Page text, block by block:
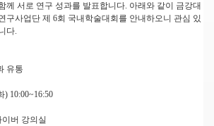
께 서로 연구 성과를 발표합니다. 아래와 같이 금강대
구사업단 제 6회 국내학술대회를 안내하오니 관심 있
다.
유통
) 10:00~16:50
버 강의실